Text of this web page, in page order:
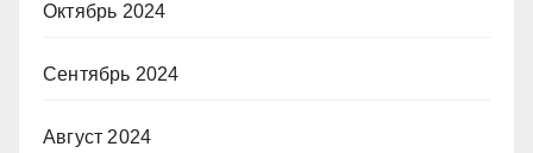
Октябрь 2024
Сентябрь 2024
Август 2024